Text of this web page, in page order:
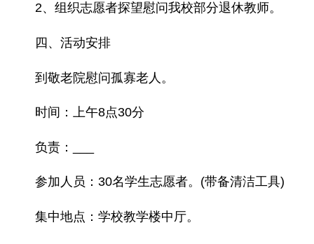
2、组织志愿者探望慰问我校部分退休教师。
四、活动安排
到敬老院慰问孤寡老人。
时间：上午8点30分
负责：___
参加人员：30名学生志愿者。(带备清洁工具)
集中地点：学校教学楼中厅。